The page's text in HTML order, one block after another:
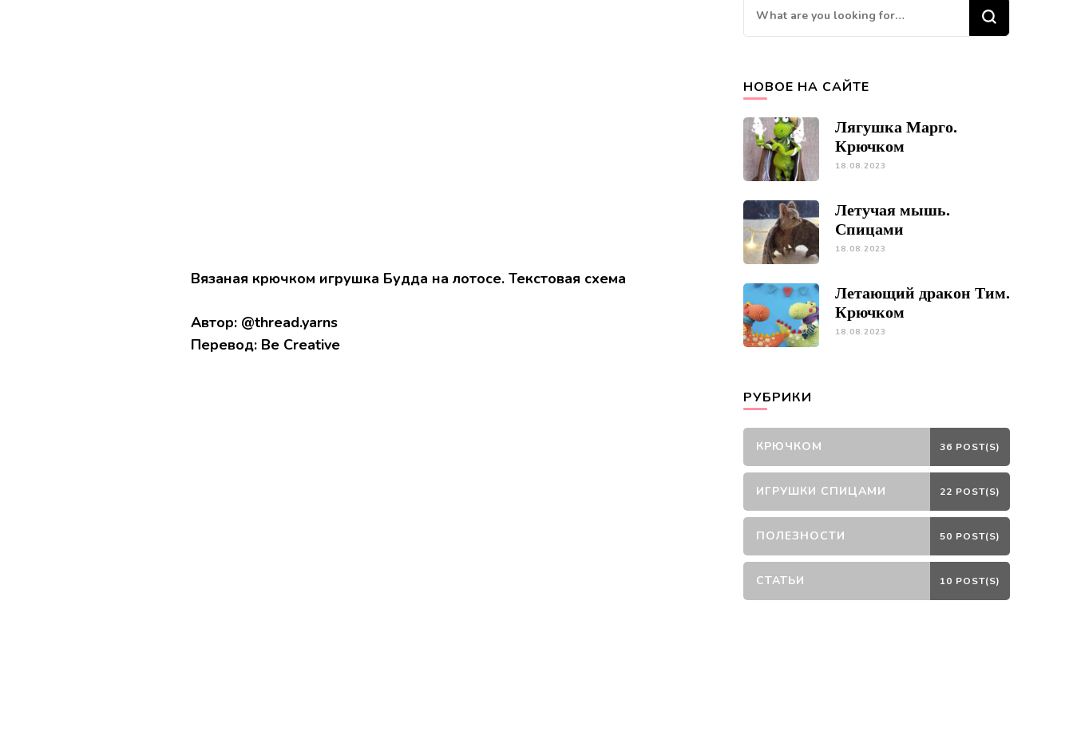
Вязаная крючком игрушка Будда на лотосе. Текстовая схема
Автор: @thread.yarns
Перевод: Be Creative
Looking
for
НОВОЕ НА САЙТЕ
Лягушка Марго.
Крючком
18.08.2023
Летучая мышь.
Спицами
18.08.2023
Летающий дракон Тим.
Крючком
18.08.2023
РУБРИКИ
КРЮЧКОМ 36 POST(S)
ИГРУШКИ СПИЦАМИ 22 POST(S)
ПОЛЕЗНОСТИ 50 POST(S)
СТАТЬИ 10 POST(S)